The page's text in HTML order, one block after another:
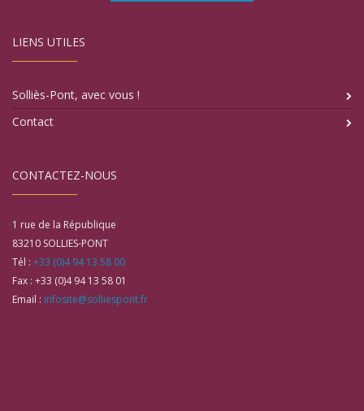
LIENS UTILES
Solliès-Pont, avec vous !
Contact
CONTACTEZ-NOUS
1 rue de la République
83210 SOLLIES-PONT
Tél : +33 (0)4 94 13 58 00
Fax : +33 (0)4 94 13 58 01
Email : infosite@solliespont.fr